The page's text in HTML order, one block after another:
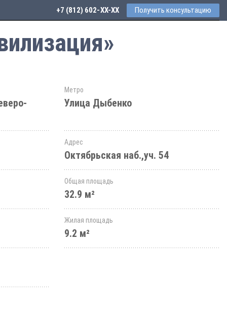
+7 (812) 602-44-77 Получить консультацию
Метро
Улица Дыбенко
Адрес
Октябрьская наб.,уч. 54
Общая площадь
32.9 м²
Жилая площадь
9.2 м²